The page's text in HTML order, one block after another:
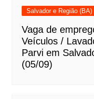
Salvador e Região (BA)
Vaga de
Veículos /
Parvi em
(05/09)